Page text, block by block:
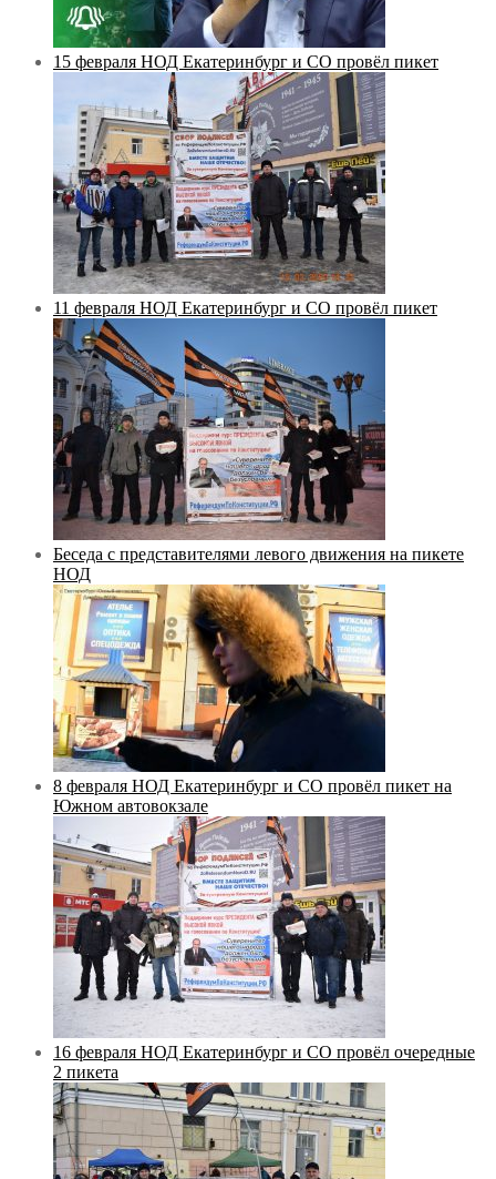
15 февраля НОД Екатеринбург и СО провёл пикет
11 февраля НОД Екатеринбург и СО провёл пикет
Беседа с представителями левого движения на пикете
НОД
8 февраля НОД Екатеринбург и СО провёл пикет на
Южном автовокзале
16 февраля НОД Екатеринбург и СО провёл очередные
2 пикета